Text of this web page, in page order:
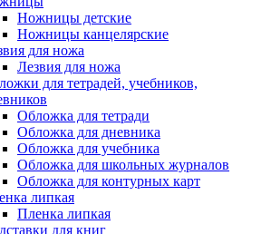
Ножницы детские
Ножницы канцелярские
для ножа
Лезвия для ножа
для тетрадей, учебников,
Обложка для тетради
Обложка для дневника
Обложка для учебника
Обложка для школьных журналов
Обложка для контурных карт
липкая
Пленка липкая
для книг